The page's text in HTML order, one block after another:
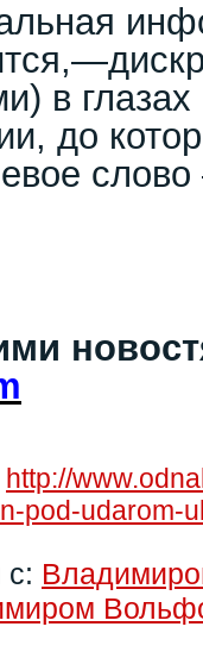
в
до
http://
pod-udarom-
с: